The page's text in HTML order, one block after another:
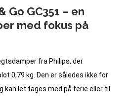
Go GC351 – en
med fokus på
fra Philips, der
0,79 kg. Den er således ikke for
kan let tages med på ferie eller til